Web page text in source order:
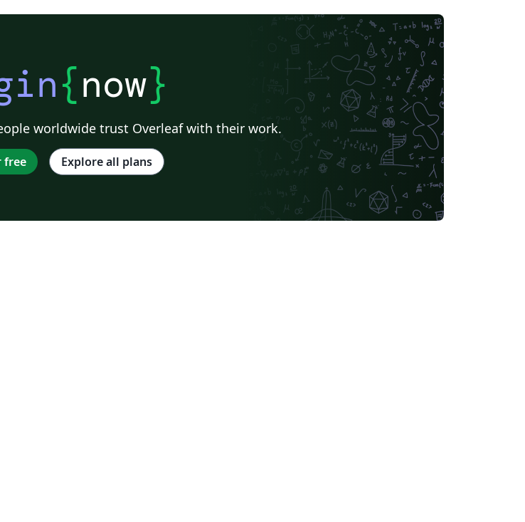
{now}
worldwide trust Overleaf with their work.
free Explore all plans